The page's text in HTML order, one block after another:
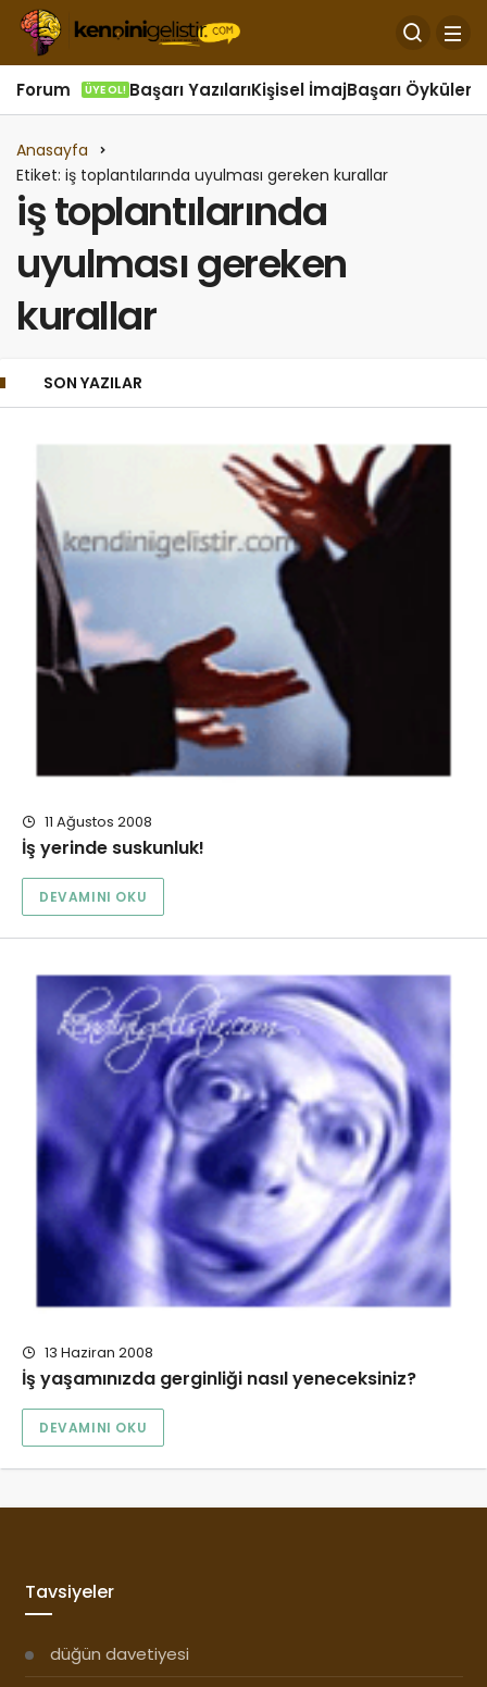
Forum ÜYE OL! Başarı YazılarıKişisel İmajBaşarı Öyküleri
Anasayfa
Etiket: iş toplantılarında uyulması gereken kurallar
iş toplantılarında
uyulması gereken
kurallar
SON YAZILAR
11 Ağustos 2008
İş yerinde suskunluk!
DEVAMINI OKU
13 Haziran 2008
İş yaşamınızda gerginliği nasıl yeneceksiniz?
DEVAMINI OKU
Tavsiyeler
düğün davetiyesi